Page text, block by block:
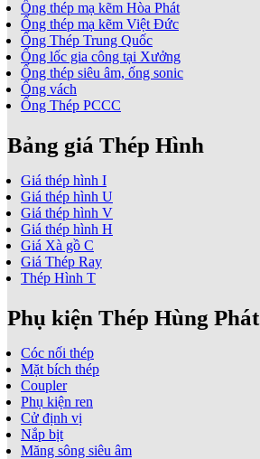
Ống thép mạ kẽm Hòa Phát
Ống thép mạ kẽm Việt Đức
Ống Thép Trung Quốc
Ống lốc gia công tại Xưởng
Ống thép siêu âm, ống sonic
Ống vách
Ống Thép PCCC
Bảng giá Thép Hình
Giá thép hình I
Giá thép hình U
Giá thép hình V
Giá thép hình H
Giá Xà gồ C
Giá Thép Ray
Thép Hình T
Phụ kiện Thép Hùng Phát
Cóc nối thép
Mặt bích thép
Coupler
Phụ kiện ren
Cử định vị
Nắp bịt
Măng sông siêu âm